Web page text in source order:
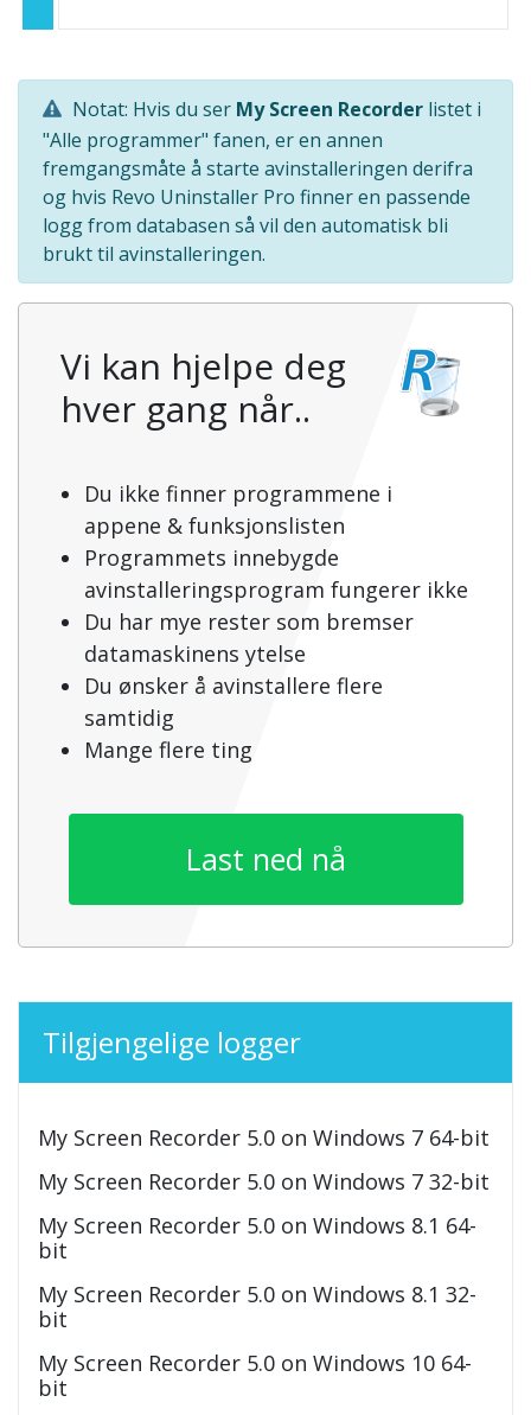
Notat: Hvis du ser My Screen Recorder listet i
"Alle programmer" fanen, er en annen
fremgangsmåte å starte avinstalleringen derifra
og hvis Revo Uninstaller Pro finner en passende
logg from databasen så vil den automatisk bli
brukt til avinstalleringen.
Vi kan hjelpe deg
hver gang når..
Du ikke finner programmene i
appene & funksjonslisten
Programmets innebygde
avinstalleringsprogram fungerer ikke
Du har mye rester som bremser
datamaskinens ytelse
Du ønsker å avinstallere flere
samtidig
Mange flere ting
Last ned nå
Tilgjengelige logger
My Screen Recorder 5.0 on Windows 7 64-bit
My Screen Recorder 5.0 on Windows 7 32-bit
My Screen Recorder 5.0 on Windows 8.1 64-
bit
My Screen Recorder 5.0 on Windows 8.1 32-
bit
My Screen Recorder 5.0 on Windows 10 64-
bit